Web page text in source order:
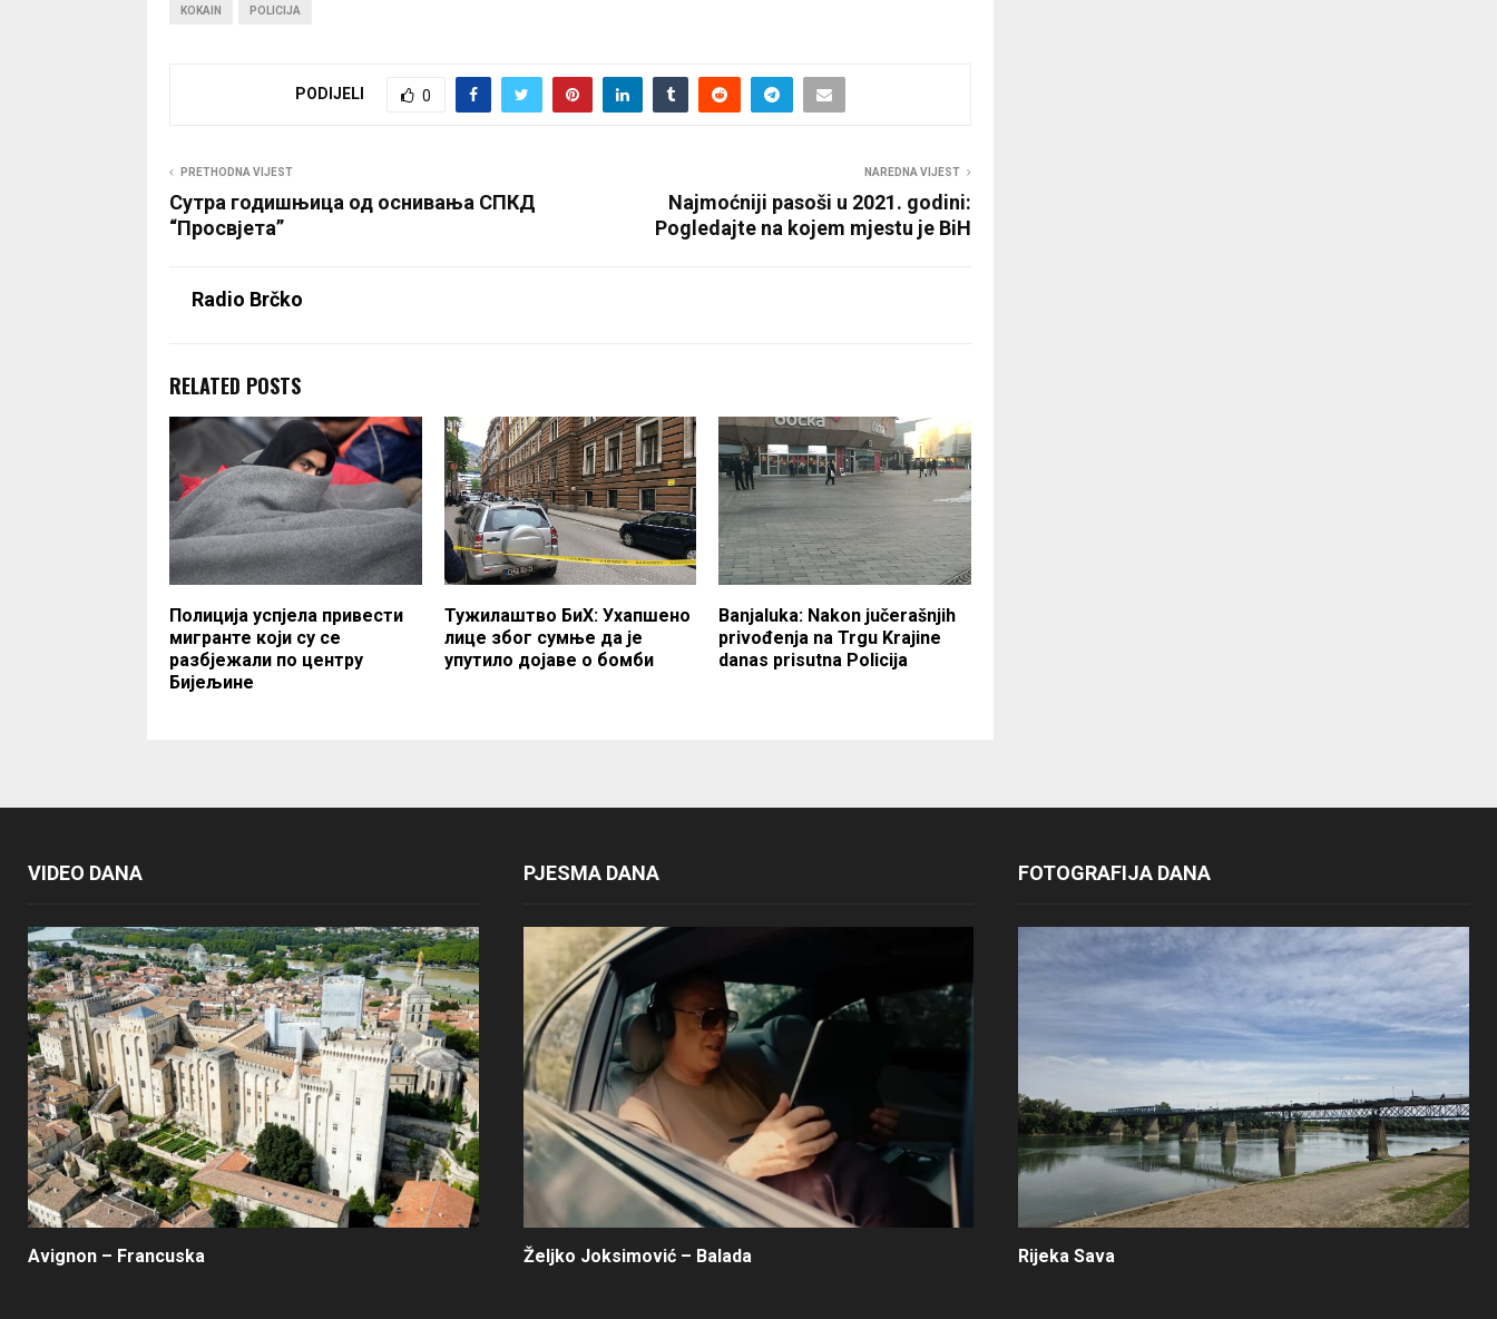
KOKAIN POLICIJA
PODIJELI 0
PRETHODNA VIJEST
Сутра годишњица од оснивања СПКД
“Просвјета”
NAREDNA VIJEST
Najmoćniji pasoši u 2021. godini:
Pogledajte na kojem mjestu je BiH
Radio Brčko
RELATED POSTS
Полиција успјела привести
мигранте који су се
разбјежали по центру
Бијељине
Тужилаштво БиХ: Ухапшено
лице због сумње да је
упутило дојаве о бомби
Banjaluka: Nakon jučerašnjih
privođenja na Trgu Krajine
danas prisutna Policija
VIDEO DANA
Avignon – Francuska
PJESMA DANA
Željko Joksimović – Balada
FOTOGRAFIJA DANA
Rijeka Sava